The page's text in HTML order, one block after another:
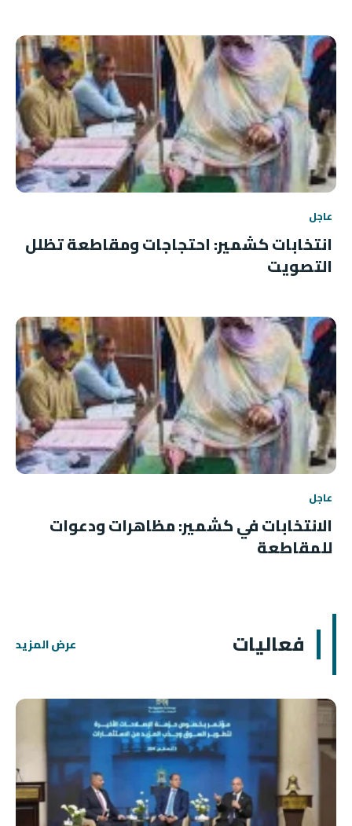
عاجل
انتخابات كشمير: احتجاجات ومقاطعة تظلل
التصويت
عاجل
الانتخابات في كشمير: مظاهرات ودعوات
للمقاطعة
فعاليات عرض المزيد